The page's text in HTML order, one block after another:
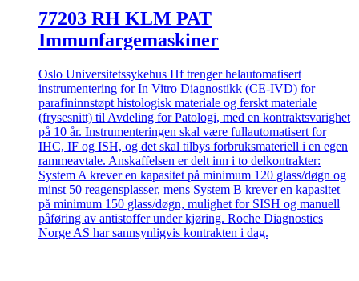
77203 RH KLM PAT
Immunfargemaskiner
Oslo Universitetssykehus Hf trenger helautomatisert
instrumentering for In Vitro Diagnostikk (CE-IVD) for
parafininnstøpt histologisk materiale og ferskt materiale
(frysesnitt) til Avdeling for Patologi, med en kontraktsvarighet
på 10 år. Instrumenteringen skal være fullautomatisert for
IHC, IF og ISH, og det skal tilbys forbruksmateriell i en egen
rammeavtale. Anskaffelsen er delt inn i to delkontrakter:
System A krever en kapasitet på minimum 120 glass/døgn og
minst 50 reagensplasser, mens System B krever en kapasitet
på minimum 150 glass/døgn, mulighet for SISH og manuell
påføring av antistoffer under kjøring. Roche Diagnostics
Norge AS har sannsynligvis kontrakten i dag.